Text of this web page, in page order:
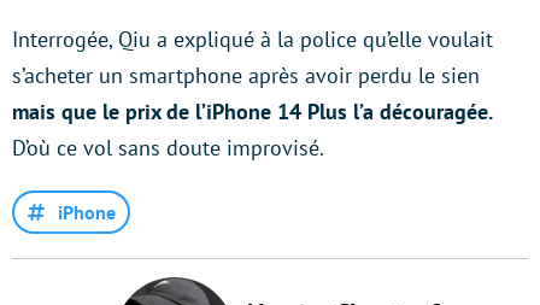
Interrogée, Qiu a expliqué à la police qu’elle voulait
s’acheter un smartphone après avoir perdu le sien
mais que le prix de l’iPhone 14 Plus l’a découragée.
D’où ce vol sans doute improvisé.
iPhone